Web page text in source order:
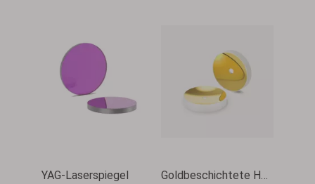
YAG-Laserspiegel Goldbeschichtete Hohlspiegel